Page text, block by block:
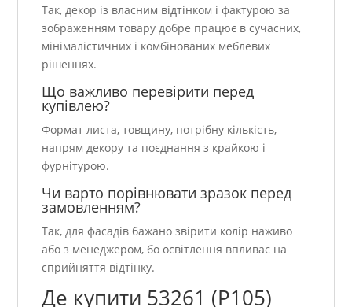
Так, декор із власним відтінком і фактурою за
зображенням товару добре працює в сучасних,
мінімалістичних і комбінованих меблевих
рішеннях.
Що важливо перевірити перед
купівлею?
Формат листа, товщину, потрібну кількість,
напрям декору та поєднання з крайкою і
фурнітурою.
Чи варто порівнювати зразок перед
замовленням?
Так, для фасадів бажано звірити колір наживо
або з менеджером, бо освітлення впливає на
сприйняття відтінку.
Де купити 53261 (P105)